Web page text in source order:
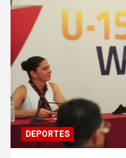
DEPORTES